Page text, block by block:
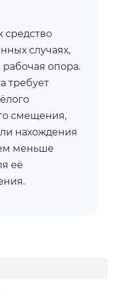
средство
случаях,
опора.
требует
смещения,
нахождения
меньше
её